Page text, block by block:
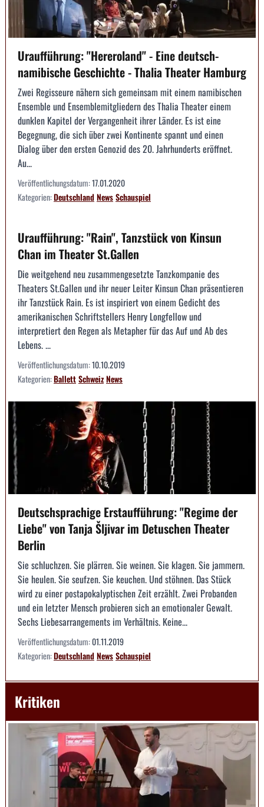
Uraufführung: "Hereroland" - Eine deutsch-
namibische Geschichte - Thalia Theater Hamburg
Zwei Regisseure nähern sich gemeinsam mit einem namibischen
Ensemble und Ensemblemitgliedern des Thalia Theater einem
dunklen Kapitel der Vergangenheit ihrer Länder. Es ist eine
Begegnung, die sich über zwei Kontinente spannt und einen
Dialog über den ersten Genozid des 20. Jahrhunderts eröffnet.
Au...
Veröffentlichungsdatum:17.01.2020
Kategorien:DeutschlandNewsSchauspiel
Uraufführung: "Rain", Tanzstück von Kinsun
Chan im Theater St.Gallen
Die weitgehend neu zusammengesetzte Tanzkompanie des
Theaters St.Gallen und ihr neuer Leiter Kinsun Chan präsentieren
ihr Tanzstück Rain. Es ist inspiriert von einem Gedicht des
amerikanischen Schriftstellers Henry Longfellow und
interpretiert den Regen als Metapher für das Auf und Ab des
Lebens. ...
Veröffentlichungsdatum:10.10.2019
Kategorien:BallettSchweizNews
Deutschsprachige Erstaufführung: "Regime der
Liebe" von Tanja Šljivar im Detuschen Theater
Berlin
Sie schluchzen. Sie plärren. Sie weinen. Sie klagen. Sie jammern.
Sie heulen. Sie seufzen. Sie keuchen. Und stöhnen. Das Stück
wird zu einer postapokalyptischen Zeit erzählt. Zwei Probanden
und ein letzter Mensch probieren sich an emotionaler Gewalt.
Sechs Liebesarrangements im Verhältnis. Keine...
Veröffentlichungsdatum:01.11.2019
Kategorien:DeutschlandNewsSchauspiel
Kritiken